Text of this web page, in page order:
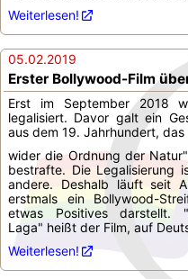
Weiterlesen!
05.02.2019
Erster Bollywood-Film
Erst im September 2018
legalisiert. Davor galt ein
aus dem 19. Jahrhundert,
wider die Ordnung der
bestrafte. Die Legalisierung
andere. Deshalb läuft seit
erstmals ein Bollywood-
etwas Positives
Laga" heißt der Film, auf
Weiterlesen!